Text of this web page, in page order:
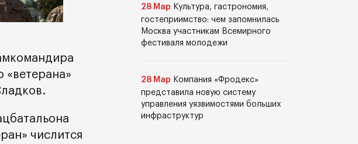
«ветерана»
числится
28 Мар Культура, гастрономия,
гостеприимство: чем запомнилась
Москва участникам Всемирного
фестиваля молодежи
28 Мар Компания «Фродекс»
представила новую систему
управления уязвимостями больших
инфраструктур